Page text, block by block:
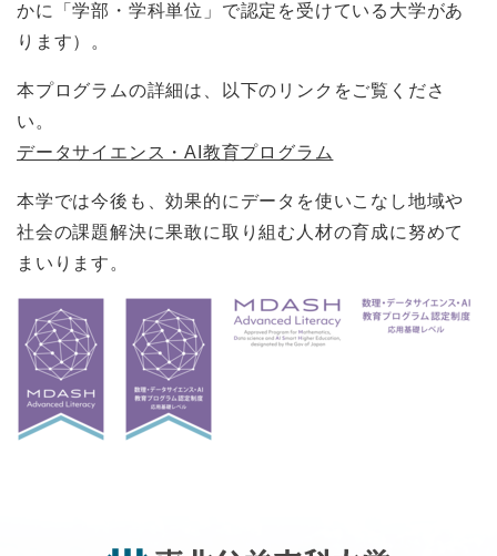
かに「学部・学科単位」で認定を受けている大学があ
ります）。
本プログラムの詳細は、以下のリンクをご覧くださ
い。
データサイエンス・AI教育プログラム
本学では今後も、効果的にデータを使いこなし地域や
社会の課題解決に果敢に取り組む人材の育成に努めて
まいります。